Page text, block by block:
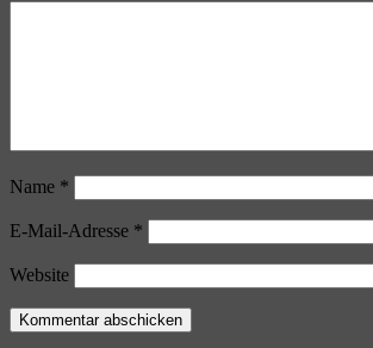
Name *
E-Mail-Adresse *
Website